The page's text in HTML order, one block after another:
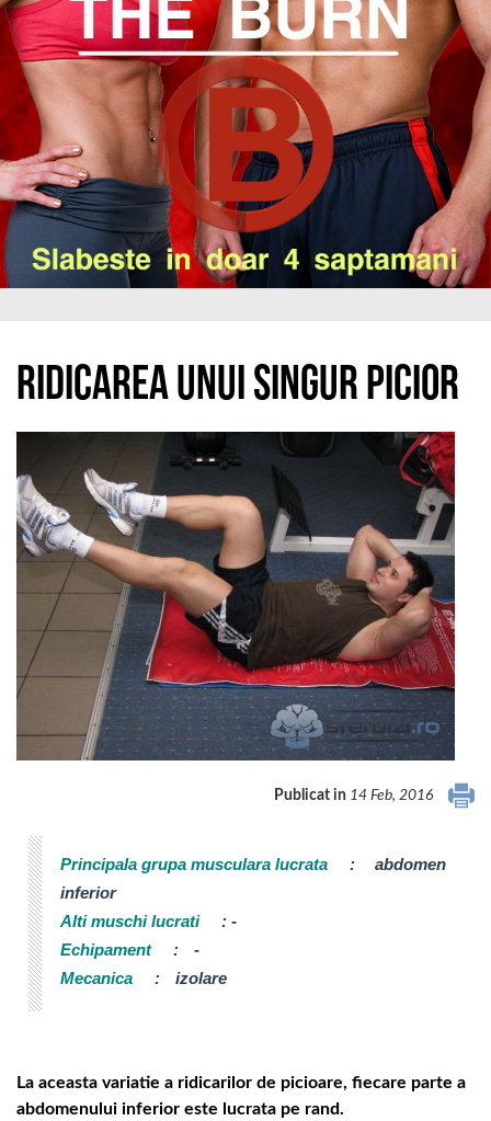
Ridicarea unui singur picior
Publicat in 14 Feb, 2016
Principala grupa musculara lucrata :
abdomen
inferior
Alti muschi lucrati
: -
Echipament
:
-
Mecanica
: izolare
La aceasta variatie a ridicarilor de picioare, fiecare parte a
abdomenului inferior este lucrata pe rand.